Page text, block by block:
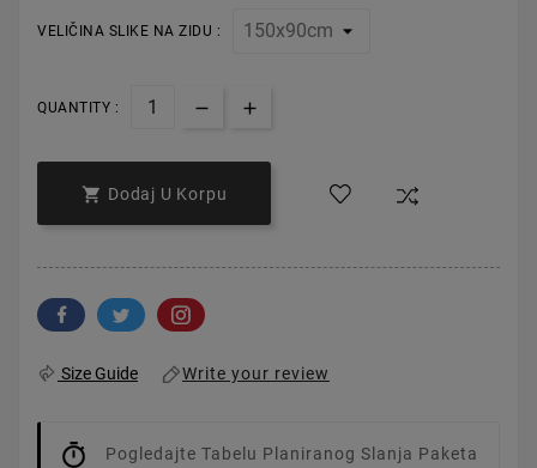
VELIČINA SLIKE NA ZIDU :
QUANTITY :
 Dodaj U Korpu
Size Guide Write your review
Pogledajte Tabelu Planiranog Slanja Paketa